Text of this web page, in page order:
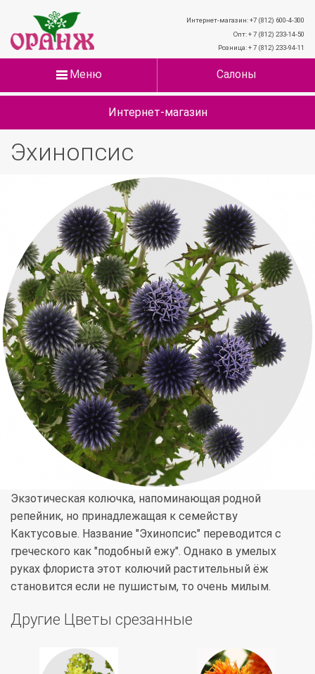
Интернет-магазин: +7 (812) 600-4-300
Опт: + 7 (812) 233-14-50
Розница: + 7 (812) 233-94-11
Меню Салоны
Интернет-магазин
Эхинопсис
Экзотическая колючка, напоминающая родной
репейник, но принадлежащая к семейству
Кактусовые. Название "Эхинопсис" переводится с
греческого как "подобный ежу". Однако в умелых
руках флориста этот колючий растительный ёж
становится если не пушистым, то очень милым.
Другие Цветы срезанные